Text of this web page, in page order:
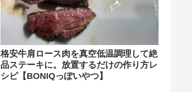
格安牛肩ロース肉を真空低温調理して絶
品ステーキに。放置するだけの作り方レ
シピ【BONIQっぽいやつ】